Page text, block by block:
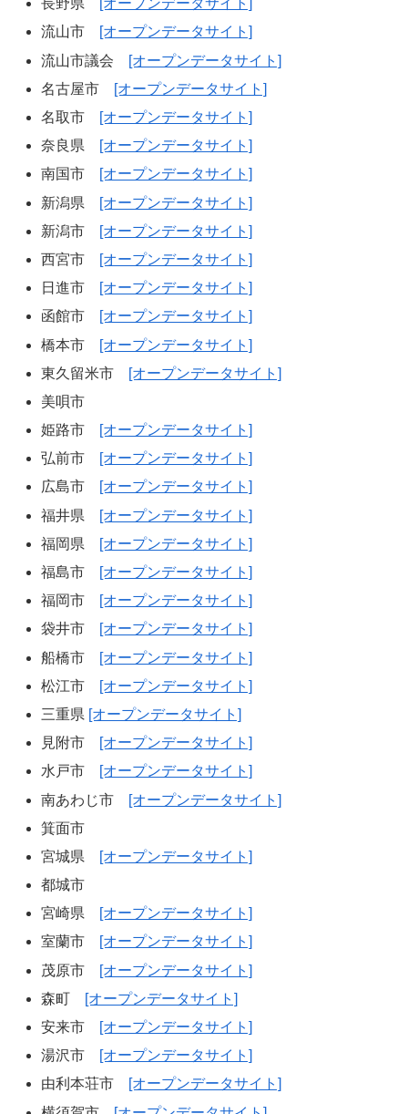
長野県
[オープンデータサイト]
流山市
[オープンデータサイト]
流山市議会
[オープンデータサイト]
名古屋市
[オープンデータサイト]
名取市
[オープンデータサイト]
奈良県
[オープンデータサイト]
南国市
[オープンデータサイト]
新潟県
[オープンデータサイト]
新潟市
[オープンデータサイト]
西宮市
[オープンデータサイト]
日進市
[オープンデータサイト]
函館市
[オープンデータサイト]
橋本市
[オープンデータサイト]
東久留米市
[オープンデータサイト]
美唄市
姫路市
[オープンデータサイト]
弘前市
[オープンデータサイト]
広島市
[オープンデータサイト]
福井県
[オープンデータサイト]
福岡県
[オープンデータサイト]
福島市
[オープンデータサイト]
福岡市
[オープンデータサイト]
袋井市
[オープンデータサイト]
船橋市
[オープンデータサイト]
松江市
[オープンデータサイト]
三重県 [オープンデータサイト]
見附市
[オープンデータサイト]
水戸市
[オープンデータサイト]
南あわじ市
[オープンデータサイト]
箕面市
宮城県
[オープンデータサイト]
都城市
宮崎県
[オープンデータサイト]
室蘭市
[オープンデータサイト]
茂原市
[オープンデータサイト]
森町
[オープンデータサイト]
安来市
[オープンデータサイト]
湯沢市
[オープンデータサイト]
由利本荘市
[オープンデータサイト]